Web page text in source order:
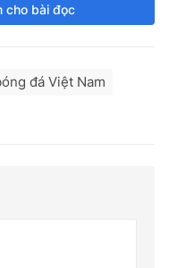
cho bài đọc
đá Việt Nam